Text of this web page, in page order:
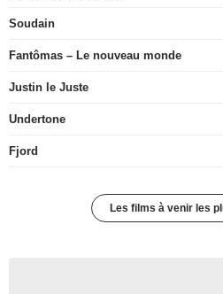
Soudain
Fantômas – Le nouveau monde
Justin le Juste
Undertone
Fjord
Les films à venir les